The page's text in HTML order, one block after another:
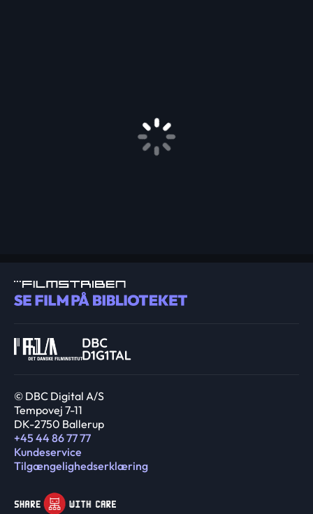
© DBC Digital A/S
Tempovej 7-11
DK-2750 Ballerup
+45 44 86 77 77
Kundeservice
Tilgængelighedserklæring